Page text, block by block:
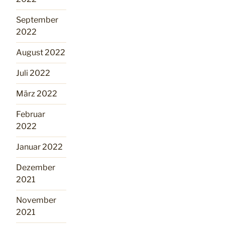
September
2022
August 2022
Juli 2022
März 2022
Februar
2022
Januar 2022
Dezember
2021
November
2021